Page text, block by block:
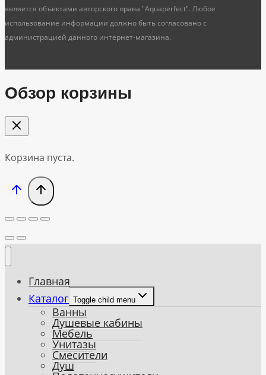
является объектами авторского права "Aquaperfect". Любое
использование информации должно быть согласовано с
администрацией данного интернет-магазина.
Обзор корзины
Корзина пуста.
Главная
Каталог Toggle child menu
Ванны
Душевые кабины
Мебель
Унитазы
Смесители
Душ